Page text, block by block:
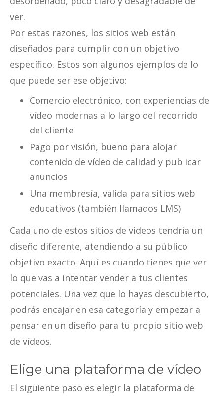
ver.
Por estas razones, los sitios web están
diseñados para cumplir con un objetivo
específico. Estos son algunos ejemplos de lo
que puede ser ese objetivo:
Comercio electrónico, con experiencias de
vídeo modernas a lo largo del recorrido
del cliente
Pago por visión, bueno para alojar
contenido de vídeo de calidad y publicar
anuncios
Una membresía, válida para sitios web
educativos (también llamados LMS)
Cada uno de estos sitios de videos tendría un
diseño diferente, atendiendo a su público
objetivo exacto. Aquí es cuando tienes que ver
lo que vas a intentar vender a tus clientes
potenciales. Una vez que lo hayas descubierto,
podrás encajar en esa categoría y empezar a
pensar en un diseño para tu propio sitio web
de vídeos.
Elige una plataforma de vídeo
El siguiente paso es elegir la plataforma de